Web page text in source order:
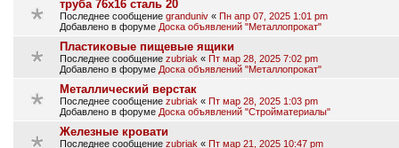
труба 76х16 сталь 20
Последнее сообщение granduniv « Пн апр 07, 2025 1:01 pm
Добавлено в форуме Доска объявлений "Металлопрокат"
Пластиковые пищевые ящики
Последнее сообщение zubriak « Пт мар 28, 2025 7:02 pm
Добавлено в форуме Доска объявлений "Металлопрокат"
Металлический верстак
Последнее сообщение zubriak « Пт мар 28, 2025 1:03 pm
Добавлено в форуме Доска объявлений "Стройматериалы"
Железные кровати
Последнее сообщение zubriak « Пт мар 21, 2025 10:47 pm